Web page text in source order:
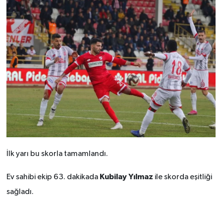
İlk yarı bu skorla tamamlandı.
Ev sahibi ekip 63. dakikada Kubilay Yılmaz ile skorda eşitliği
sağladı.